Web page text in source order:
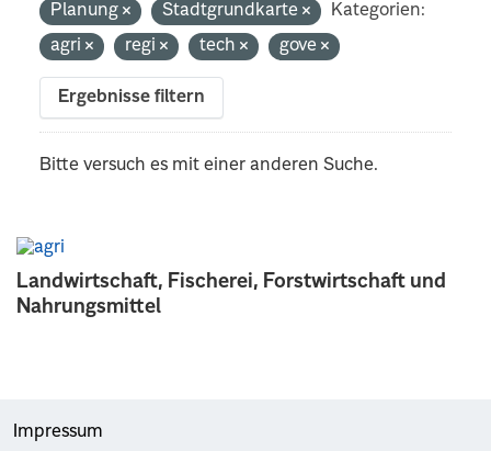
Landwirtschaft, Fischerei, Forstwirtschaft und
Nahrungsmittel
Planung
Stadtgrundkarte
Kategorien:
agri
regi tech gove
Ergebnisse filtern
Bitte versuch es mit einer anderen Suche.
Impressum